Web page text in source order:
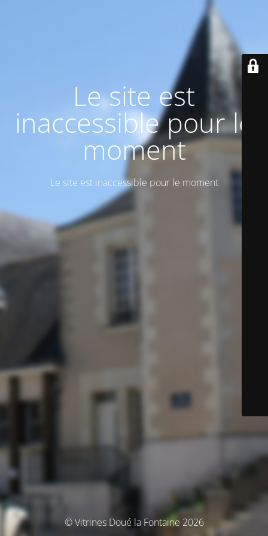
Le site est
inaccessible pour le
moment
Le site est inaccessible pour le moment
© Vitrines Doué la Fontaine 2026